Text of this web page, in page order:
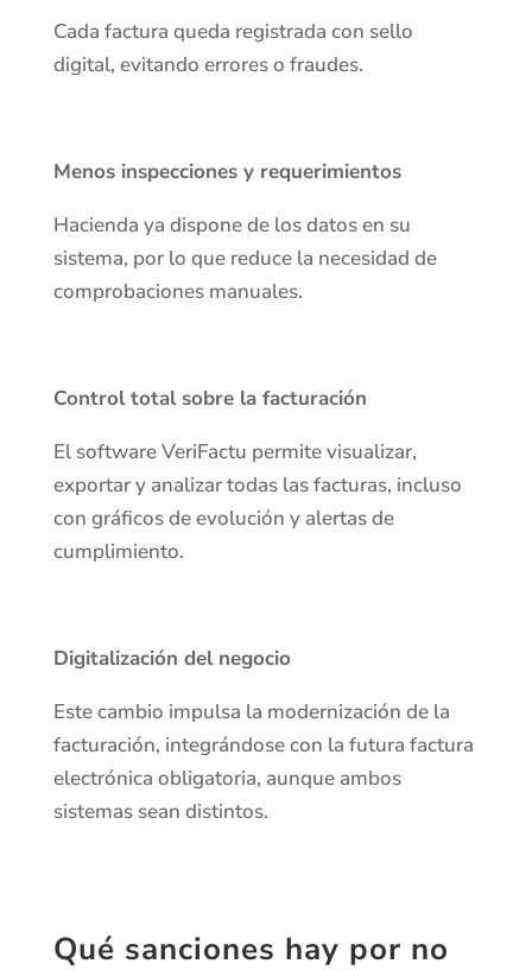
Cada factura queda registrada con sello
digital, evitando errores o fraudes.
Menos inspecciones y requerimientos
Hacienda ya dispone de los datos en su
sistema, por lo que reduce la necesidad de
comprobaciones manuales.
Control total sobre la facturación
El software VeriFactu permite visualizar,
exportar y analizar todas las facturas, incluso
con gráficos de evolución y alertas de
cumplimiento.
Digitalización del negocio
Este cambio impulsa la modernización de la
facturación, integrándose con la futura factura
electrónica obligatoria, aunque ambos
sistemas sean distintos.
Qué sanciones hay por no